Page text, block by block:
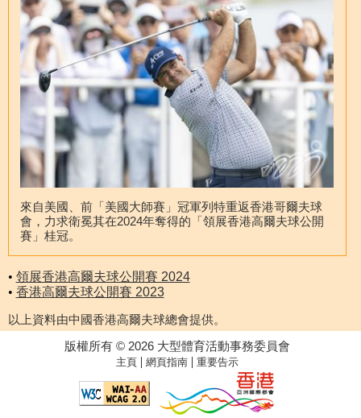
來自美國、前「美國大師賽」冠軍列特重返香港哥爾夫球
會，力求衛冕其在2024年奪得的「領展香港高爾夫球公開
賽」桂冠。
• 領展香港高爾夫球公開賽 2024
• 香港高爾夫球公開賽 2023
以上資料由中國香港高爾夫球總會提供。
版權所有 © 2026 大型體育活動事務委員會
主頁| 網頁指南| 重要告示